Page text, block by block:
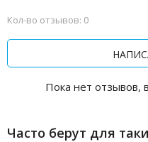
Кол-во отзывов: 0
Пока нет отзывов,
Часто берут для